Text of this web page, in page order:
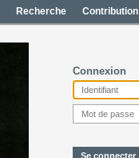
Recherche Contribution
Connexion